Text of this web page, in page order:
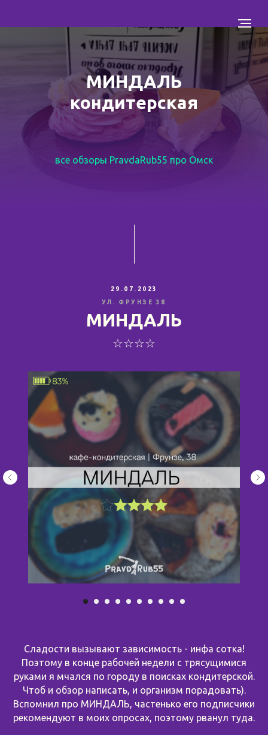
МИНДАЛЬ
кондитерская
все обзоры PravdaRub55 про Омск
29.07.2023
УЛ. ФРУНЗЕ 38
МИНДАЛЬ
☆☆☆☆
Сладости вызывают зависимость - инфа сотка!
Поэтому в конце рабочей недели с трясущимися
руками я мчался по городу в поисках кондитерской.
Чтоб и обзор написать, и организм порадовать).
Вспомнил про МИНДАЛЬ, частенько его подписчики
рекомендуют в моих опросах, поэтому рванул туда.